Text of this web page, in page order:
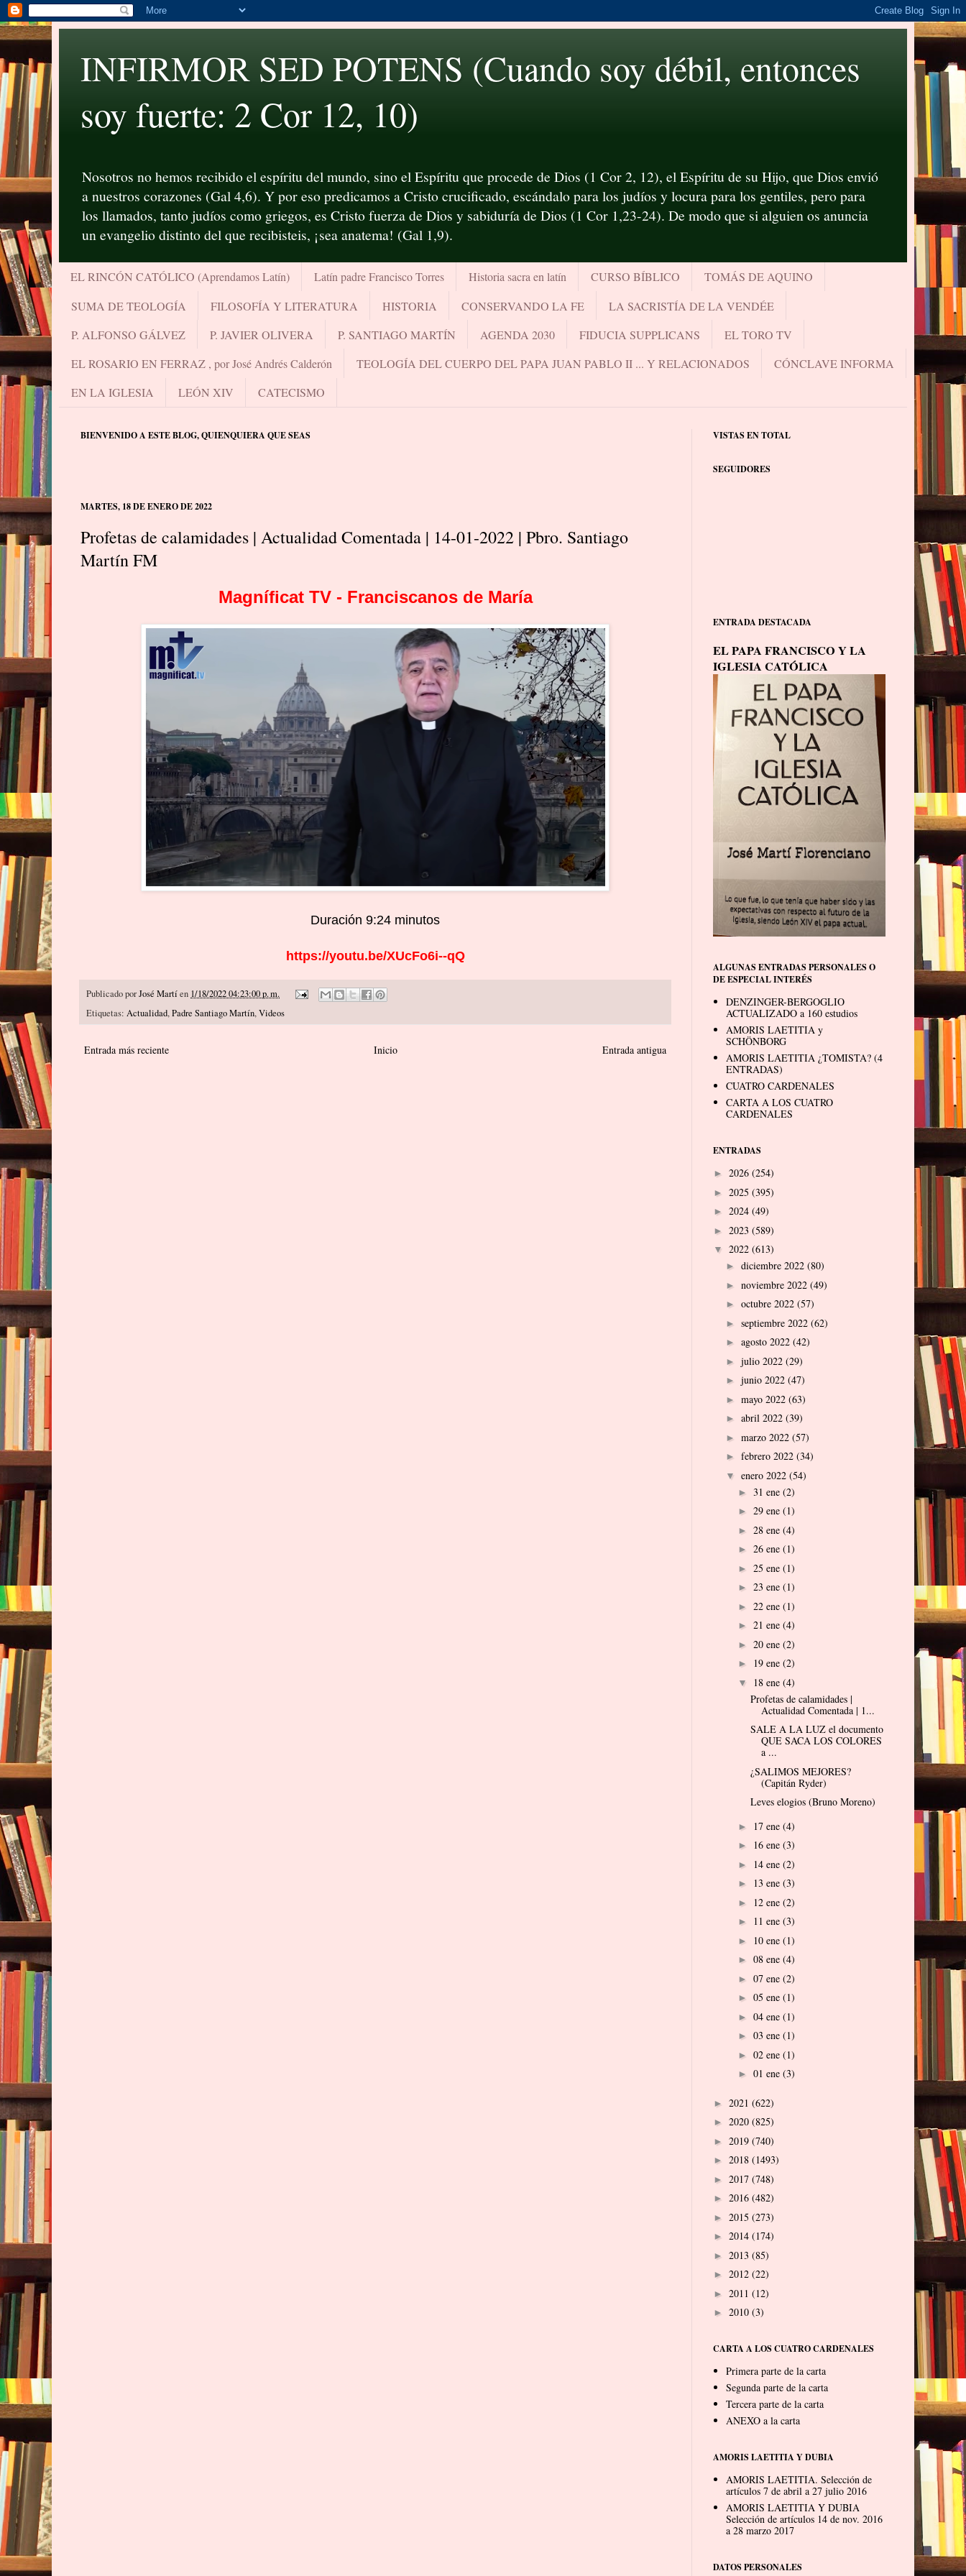
INFIRMOR SED POTENS (Cuando soy débil, entonces
soy fuerte: 2 Cor 12, 10)
Nosotros no hemos recibido el espíritu del mundo, sino el Espíritu que procede de Dios (1 Cor 2, 12), el Espíritu de su Hijo, que Dios envió
a nuestros corazones (Gal 4,6). Y por eso predicamos a Cristo crucificado, escándalo para los judíos y locura para los gentiles, pero para
los llamados, tanto judíos como griegos, es Cristo fuerza de Dios y sabiduría de Dios (1 Cor 1,23-24). De modo que si alguien os anuncia
un evangelio distinto del que recibisteis, ¡sea anatema! (Gal 1,9).
EL RINCÓN CATÓLICO (Aprendamos Latín) Latín padre Francisco Torres Historia sacra en latín CURSO BÍBLICO
TOMÁS DE AQUINO
SUMA DE TEOLOGÍA
FILOSOFÍA Y LITERATURA HISTORIA CONSERVANDO LA FE
LA SACRISTÍA DE LA VENDÉE
P. ALFONSO GÁLVEZ
P. JAVIER OLIVERA P. SANTIAGO MARTÍN AGENDA 2030 FIDUCIA SUPPLICANS
EL TORO TV
EL ROSARIO EN FERRAZ , por José Andrés Calderón
TEOLOGÍA DEL CUERPO DEL PAPA JUAN PABLO II ... Y RELACIONADOS
CÓNCLAVE INFORMA
EN LA IGLESIA
LEÓN XIV CATECISMO
BIENVENIDO A ESTE BLOG, QUIENQUIERA QUE SEAS
MARTES, 18 DE ENERO DE 2022
Profetas de calamidades | Actualidad Comentada | 14-01-2022 | Pbro. Santiago
Martín FM
Magníficat TV - Franciscanos de María
Duración 9:24 minutos
https://youtu.be/XUcFo6i--qQ
Publicado porJosé Martíen 1/18/2022 04:23:00 p. m.
Etiquetas: Actualidad,Padre Santiago Martín,Videos
Entrada más reciente Entrada antigua
Inicio
VISTAS EN TOTAL
SEGUIDORES
ENTRADA DESTACADA
EL PAPA FRANCISCO Y LA
IGLESIA CATÓLICA
ALGUNAS ENTRADAS PERSONALES O
DE ESPECIAL INTERÉS
DENZINGER-BERGOGLIO
ACTUALIZADO a 160 estudios
AMORIS LAETITIA y
SCHÖNBORG
AMORIS LAETITIA ¿TOMISTA? (4
ENTRADAS)
CUATRO CARDENALES
CARTA A LOS CUATRO
CARDENALES
ENTRADAS
► 2026 (254)
► 2025 (395)
► 2024 (49)
► 2023 (589)
▼ 2022 (613)
► diciembre 2022 (80)
► noviembre 2022 (49)
► octubre 2022 (57)
► septiembre 2022 (62)
► agosto 2022 (42)
► julio 2022 (29)
► junio 2022 (47)
► mayo 2022 (63)
► abril 2022 (39)
► marzo 2022 (57)
► febrero 2022 (34)
▼ enero 2022 (54)
► 31 ene (2)
► 29 ene (1)
► 28 ene (4)
► 26 ene (1)
► 25 ene (1)
► 23 ene (1)
► 22 ene (1)
► 21 ene (4)
► 20 ene (2)
► 19 ene (2)
▼ 18 ene (4)
Profetas de calamidades |
Actualidad Comentada | 1...
SALE A LA LUZ el documento
QUE SACA LOS COLORES
a ...
¿SALIMOS MEJORES?
(Capitán Ryder)
Leves elogios (Bruno Moreno)
► 17 ene (4)
► 16 ene (3)
► 14 ene (2)
► 13 ene (3)
► 12 ene (2)
► 11 ene (3)
► 10 ene (1)
► 08 ene (4)
► 07 ene (2)
► 05 ene (1)
► 04 ene (1)
► 03 ene (1)
► 02 ene (1)
► 01 ene (3)
► 2021 (622)
► 2020 (825)
► 2019 (740)
► 2018 (1493)
► 2017 (748)
► 2016 (482)
► 2015 (273)
► 2014 (174)
► 2013 (85)
► 2012 (22)
► 2011 (12)
► 2010 (3)
CARTA A LOS CUATRO CARDENALES
Primera parte de la carta
Segunda parte de la carta
Tercera parte de la carta
ANEXO a la carta
AMORIS LAETITIA Y DUBIA
AMORIS LAETITIA. Selección de
artículos 7 de abril a 27 julio 2016
AMORIS LAETITIA Y DUBIA
Selección de artículos 14 de nov. 2016
a 28 marzo 2017
DATOS PERSONALES